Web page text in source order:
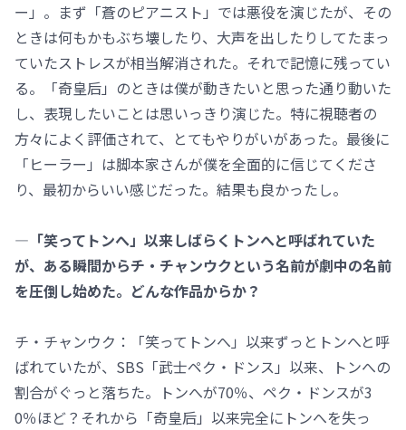
ー」。まず「蒼のピアニスト」では悪役を演じたが、その
ときは何もかもぶち壊したり、大声を出したりしてたまっ
ていたストレスが相当解消された。それで記憶に残ってい
る。「奇皇后」のときは僕が動きたいと思った通り動いた
し、表現したいことは思いっきり演じた。特に視聴者の
方々によく評価されて、とてもやりがいがあった。最後に
「ヒーラー」は脚本家さんが僕を全面的に信じてくださ
り、最初からいい感じだった。結果も良かったし。
―「笑ってトンへ」以来しばらくトンへと呼ばれていた
が、ある瞬間からチ・チャンウクという名前が劇中の名前
を圧倒し始めた。どんな作品からか？
チ・チャンウク：「笑ってトンへ」以来ずっとトンへと呼
ばれていたが、SBS「武士ペク・ドンス」以来、トンへの
割合がぐっと落ちた。トンへが70％、ペク・ドンスが3
0％ほど？それから「奇皇后」以来完全にトンへを失っ